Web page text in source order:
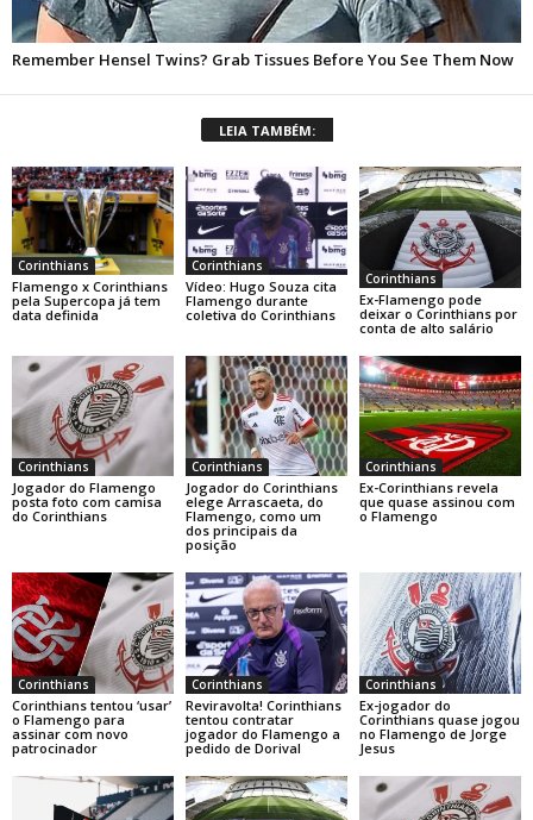
LEIA TAMBÉM:
Corinthians
Flamengo x Corinthians
pela Supercopa já tem
data definida
Corinthians
Vídeo: Hugo Souza cita
Flamengo durante
coletiva do Corinthians
Corinthians
Ex-Flamengo pode
deixar o Corinthians por
conta de alto salário
Corinthians
Jogador do Flamengo
posta foto com camisa
do Corinthians
Corinthians
Jogador do Corinthians
elege Arrascaeta, do
Flamengo, como um
dos principais da
posição
Corinthians
Ex-Corinthians revela
que quase assinou com
o Flamengo
Corinthians
Corinthians tentou ‘usar’
o Flamengo para
assinar com novo
patrocinador
Corinthians
Reviravolta! Corinthians
tentou contratar
jogador do Flamengo a
pedido de Dorival
Corinthians
Ex-jogador do
Corinthians quase jogou
no Flamengo de Jorge
Jesus